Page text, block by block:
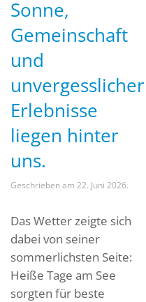
Sonne,
Gemeinschaft
und
unvergesslicher
Erlebnisse
liegen hinter
uns.
Geschrieben am 22. Juni 2026.
Das Wetter zeigte sich
dabei von seiner
sommerlichsten Seite:
Heiße Tage am See
sorgten für beste